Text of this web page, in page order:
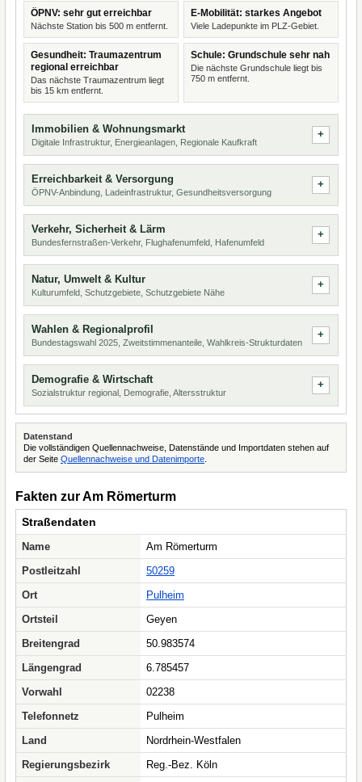
ÖPNV: sehr gut erreichbar
Nächste Station bis 500 m entfernt.
E-Mobilität: starkes Angebot
Viele Ladepunkte im PLZ-Gebiet.
Gesundheit: Traumazentrum
regional erreichbar
Das nächste Traumazentrum liegt
bis 15 km entfernt.
Schule: Grundschule sehr nah
Die nächste Grundschule liegt bis
750 m entfernt.
Immobilien & Wohnungsmarkt
Digitale Infrastruktur, Energieanlagen, Regionale Kaufkraft
Erreichbarkeit & Versorgung
ÖPNV-Anbindung, Ladeinfrastruktur, Gesundheitsversorgung
Verkehr, Sicherheit & Lärm
Bundesfernstraßen-Verkehr, Flughafenumfeld, Hafenumfeld
Natur, Umwelt & Kultur
Kulturumfeld, Schutzgebiete, Schutzgebiete Nähe
Wahlen & Regionalprofil
Bundestagswahl 2025, Zweitstimmenanteile, Wahlkreis-Strukturdaten
Demografie & Wirtschaft
Sozialstruktur regional, Demografie, Altersstruktur
Datenstand
Die vollständigen Quellennachweise, Datenstände und Importdaten stehen auf
der Seite Quellennachweise und Datenimporte
Fakten zur Am Römerturm
Straßendaten
Name
Am Römerturm
Postleitzahl
50259
Ort
Pulheim
Ortsteil
Geyen
Breitengrad
50.983574
Längengrad
6.785457
Vorwahl
02238
Telefonnetz
Pulheim
Land
Nordrhein-Westfalen
Regierungsbezirk
Reg.-Bez. Köln